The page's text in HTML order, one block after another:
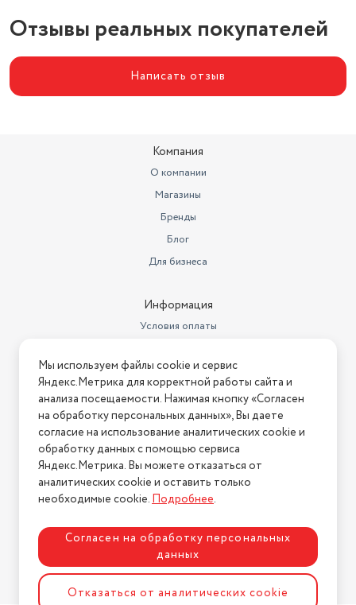
Отзывы реальных покупателей
Написать отзыв
Компания
О компании
Магазины
Бренды
Блог
Для бизнеса
Информация
Условия оплаты
Условия возврата
Нашли ошибку на сайте? Напишите нам
2026 © Интернет-магазин "АстМаркет". У нас есть всё!
Политика конфиденциальности
Разработка сайтаASTDESIGN
Мы используем файлы cookie и сервис
Яндекс.Метрика для корректной работы сайта и
анализа посещаемости. Нажимая кнопку «Согласен
на обработку персональных данных», Вы даете
согласие на использование аналитических cookie и
обработку данных с помощью сервиса
Яндекс.Метрика. Вы можете отказаться от
аналитических cookie и оставить только
необходимые cookie.Подробнее.
Согласен на обработку персональных
данных
Отказаться от аналитических cookie